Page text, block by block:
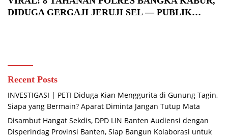
DIDUGA GERGAJI JERUJI SEL — PUBLIK
Recent Posts
INVESTIGASI | PETI Diduga Kian Menggurita di Gunung Tagin,
Siapa yang Bermain? Aparat Diminta Jangan Tutup Mata
Disambut Hangat Sekdis, DPD LIN Banten Audiensi dengan
Disperindag Provinsi Banten, Siap Bangun Kolaborasi untuk